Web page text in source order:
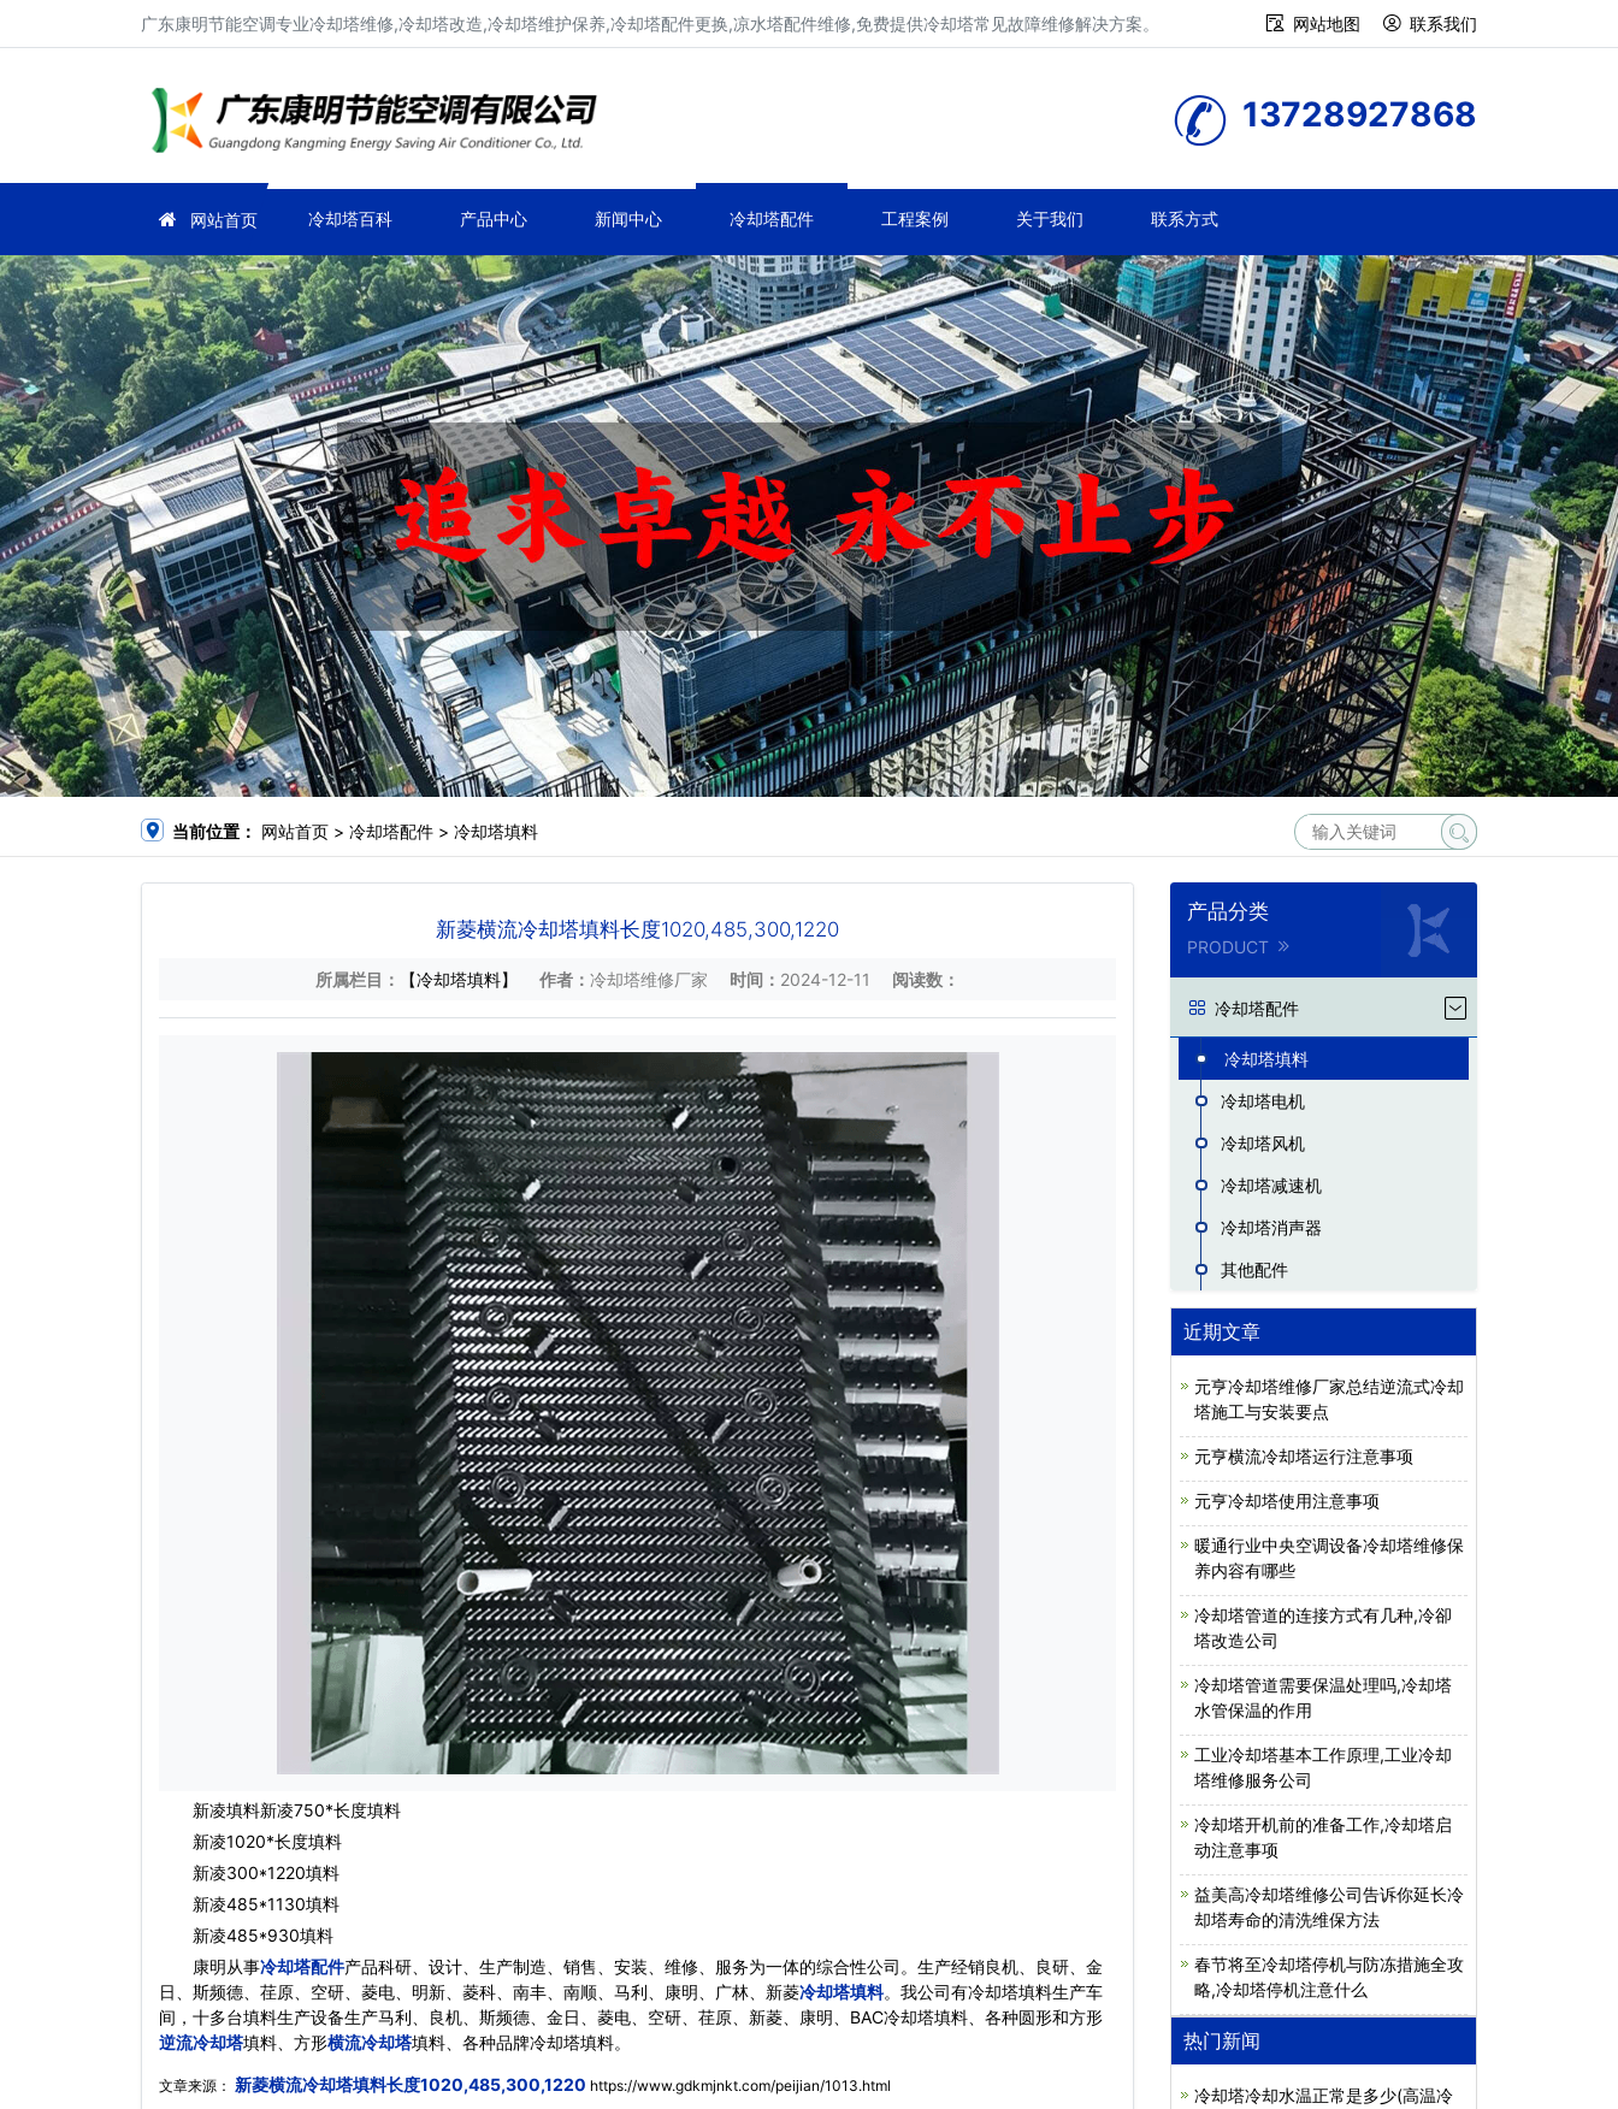
广东康明节能空调专业冷却塔维修,冷却塔改造,冷却塔维护保养,冷却塔配件更换,凉水塔配件维修,免费提供冷却塔常见故障维修解决方案。 网站地图 联系我们
13728927868
网站首页 冷却塔百科 产品中心 新闻中心 冷却塔配件 工程案例 关于我们 联系方式
当前位置： 网站首页 > 冷却塔配件 > 冷却塔填料
新菱横流冷却塔填料长度1020,485,300,1220
所属栏目： 【冷却塔填料】 作者： 冷却塔维修厂家 时间： 2024-12-11 阅读数：
新凌填料新凌750*长度填料
新凌1020*长度填料
新凌300*1220填料
新凌485*1130填料
新凌485*930填料
康明从事冷却塔配件产品科研、设计、生产制造、销售、安装、维修、服务为一体的综合性公司。生产经销良机、良研、金
日、斯频德、荏原、空研、菱电、明新、菱科、南丰、南顺、马利、康明、广林、新菱冷却塔填料。我公司有冷却塔填料生产车
间，十多台填料生产设备生产马利、良机、斯频德、金日、菱电、空研、荏原、新菱、康明、BAC冷却塔填料、各种圆形和方形
逆流冷却塔填料、方形横流冷却塔填料、各种品牌冷却塔填料。
文章来源： 新菱横流冷却塔填料长度1020,485,300,1220 https://www.gdkmjnkt.com/peijian/1013.html
产品分类
PRODUCT
冷却塔配件
冷却塔填料
冷却塔电机
冷却塔风机
冷却塔减速机
冷却塔消声器
其他配件
近期文章
元亨冷却塔维修厂家总结逆流式冷却
塔施工与安装要点
元亨横流冷却塔运行注意事项
元亨冷却塔使用注意事项
暖通行业中央空调设备冷却塔维修保
养内容有哪些
冷却塔管道的连接方式有几种,冷卻
塔改造公司
冷却塔管道需要保温处理吗,冷却塔
水管保温的作用
工业冷却塔基本工作原理,工业冷却
塔维修服务公司
冷却塔开机前的准备工作,冷却塔启
动注意事项
益美高冷却塔维修公司告诉你延长冷
却塔寿命的清洗维保方法
春节将至冷却塔停机与防冻措施全攻
略,冷却塔停机注意什么
热门新闻
冷却塔冷却水温正常是多少(高温冷